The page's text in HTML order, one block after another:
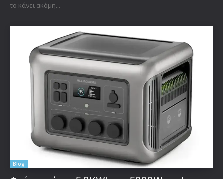
το κάνει ακόμη...
Blog